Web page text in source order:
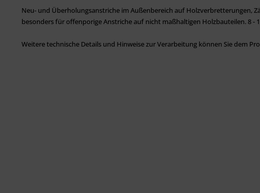
Neu- und Überholungsanstriche im Außenbereich auf Holzverbretterungen,
besonders für offenporige Anstriche auf nicht maßhaltigen Holzbauteilen. 8 -
Weitere technische Details und Hinweise zur Verarbeitung können Sie dem